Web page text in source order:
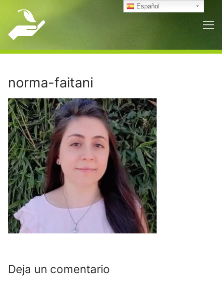
contenido
norma-faitani
Deja un comentario
Español